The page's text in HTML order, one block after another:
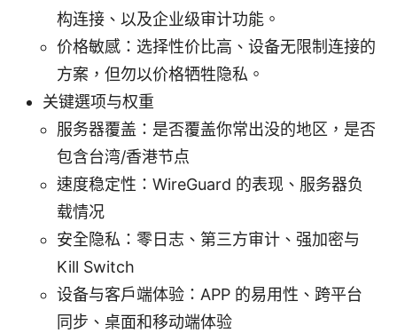
构连接、以及企业级审计功能。
价格敏感：选择性价比高、设备无限制连接的
方案，但勿以价格牺牲隐私。
关键選项与权重
服务器覆盖：是否覆盖你常出没的地区，是否
包含台湾/香港节点
速度稳定性：WireGuard 的表现、服务器负
载情况
安全隐私：零日志、第三方审计、强加密与
Kill Switch
设备与客户端体验：APP 的易用性、跨平台
同步、桌面和移动端体验